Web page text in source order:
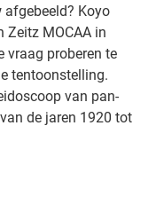
afgebeeld? Koyo
Zeitz MOCAA in
vraag proberen te
tentoonstelling.
van pan-
de jaren 1920 tot